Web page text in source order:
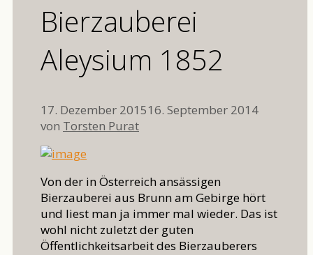
Bierzauberei
Aleysium 1852
17. Dezember 201516. September 2014
von Torsten Purat
Von der in Österreich ansässigen
Bierzauberei aus Brunn am Gebirge hört
und liest man ja immer mal wieder. Das ist
wohl nicht zuletzt der guten
Öffentlichkeitsarbeit des Bierzauberers